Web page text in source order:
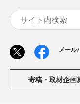
メール
寄稿・取材企画